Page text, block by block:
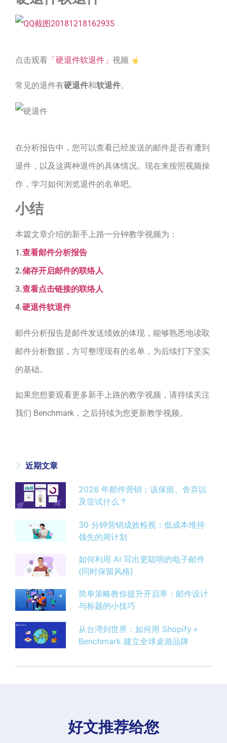
点击观看 「硬退件软退件」 视频
常见的退件有硬退件和软退件。
在分析报告中，您可以查看已经发送的邮件是否有遭到
退件，以及这两种退件的具体情况。现在来按照视频操
作，学习如何浏览退件的名单吧。
小结
本篇文章介绍的新手上路一分钟教学视频为：
1.查看邮件分析报告
2.储存开启邮件的联络人
3.查看点击链接的联络人
4.硬退件软退件
邮件分析报告是邮件发送绩效的体现，能够熟悉地读取
邮件分析数据，方可整理现有的名单，为后续打下坚实
的基础。
如果您想要观看更多新手上路的教学视频，请持续关注
我们 Benchmark，之后持续为您更新教学视频。
近期文章
2026 年邮件营销：该保留、舍弃以
及尝试什么？
30 分钟营销成效检视：低成本维持
领先的周计划
如何利用 AI 写出更聪明的电子邮件
(同时保留风格)
简单策略教你提升开启率：邮件设计
与标题的小技巧
从台湾到世界：如何用 Shopify＋
Benchmark 建立全球桌游品牌
好文推荐给您